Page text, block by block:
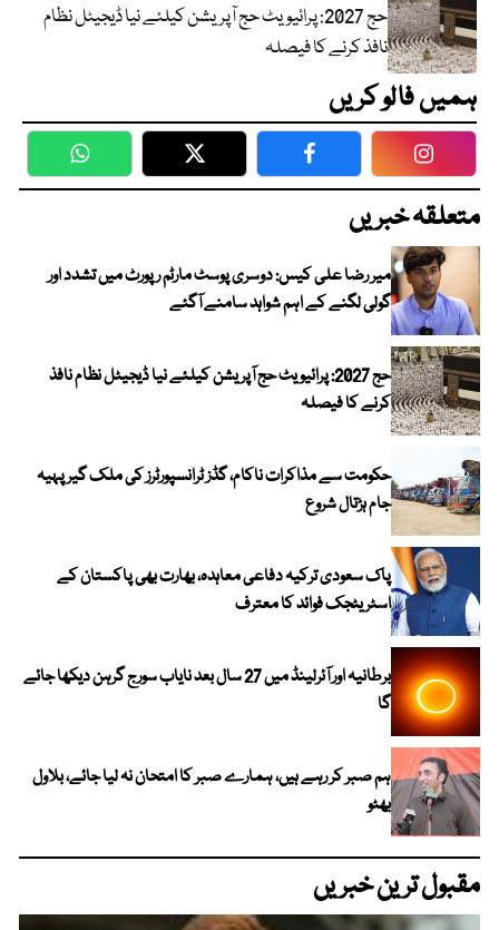
حج 2027: پرائیویٹ حج آپریشن کیلئے نیا ڈیجیٹل نظام
نافذ کرنے کا فیصلہ
ہمیں فالو کریں
WhatsApp Twitter Facebook
متعلقہ خبریں
میر رضا علی کیس: دوسری پوسٹ مارٹم رپورٹ میں تشدد اور
گولی لگنے کے اہم شواہد سامنے آگئے
حج 2027: پرائیویٹ حج آپریشن کیلئے نیا ڈیجیٹل نظام نافذ
کرنے کا فیصلہ
حکومت سے مذاکرات ناکام، گڈز ٹرانسپورٹرز کی ملک گیر پہیہ
جام ہڑتال شروع
پاک سعودی ترکیہ دفاعی معاہدہ، بھارت بھی پاکستان کے
اسٹریٹجک فوائد کا معترف
برطانیہ اور آئرلینڈ میں 27 سال بعد نایاب سورج گرہن دیکھا جائے
گا
ہم صبر کر رہے ہیں، ہمارے صبر کا امتحان نہ لیا جائے، بلاول
بھٹو
مقبول ترین خبریں